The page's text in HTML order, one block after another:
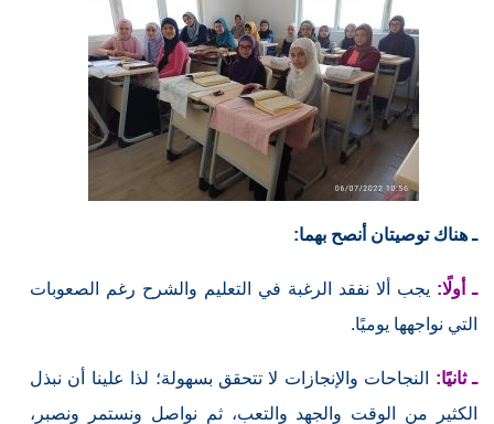
ـ هناك توصيتان أنصح بهما:
ـ أولًا: يجب ألا نفقد الرغبة في التعليم والشرح رغم الصعوبات
التي نواجهها يوميًا.
ـ ثانيًا: النجاحات والإنجازات لا تتحقق بسهولة؛ لذا علينا أن نبذل
الكثير من الوقت والجهد والتعب، ثم نواصل ونستمر ونصبر،